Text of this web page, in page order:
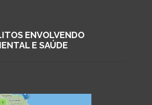
ENVOLVENDO
E SAÚDE